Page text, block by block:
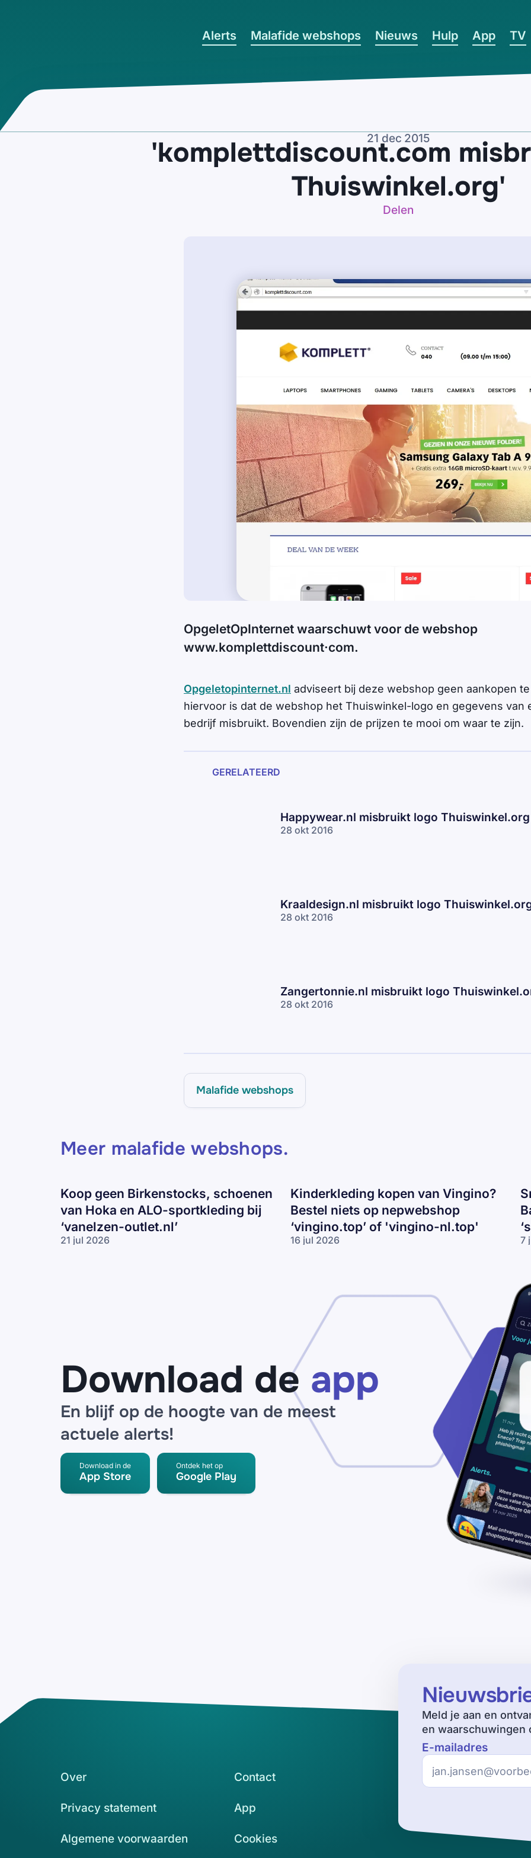
Alerts Malafide webshops Nieuws Hulp App TV
21 dec 2015
'komplettdiscount.com
Thuiswinkel.org'
Delen
OpgeletOpInternet waarschuwt voor de webshop
www.komplettdiscount·com.
Opgeletopinternet.nl adviseert bij deze webshop geen aankopen
hiervoor is dat de webshop het Thuiswinkel-logo en gegevens van
bedrijf misbruikt. Bovendien zijn de prijzen te mooi om waar te zijn.
GERELATEERD
Happywear.nl misbruikt logo Thuiswinkel.org
28 okt 2016
Kraaldesign.nl misbruikt logo
28 okt 2016
Zangertonnie.nl misbruikt logo
28 okt 2016
Malafide webshops
Meer malafide webshops.
Koop geen Birkenstocks, schoenen
van Hoka en ALO-sportkleding bij
‘vanelzen-outlet.nl’
21 jul 2026
Kinderkleding kopen van Vingino?
Bestel niets op nepwebshop
‘vingino.top’ of 'vingino-nl.top'
16 jul 2026
nepwebshop
‘vingino.top’
of 'vingino-
nl.top'
7
of
Download de app
En blijf op de hoogte van de meest
actuele alerts!
Download in de
App Store
Ontdek het op
Google Play
Meld je aan en
en waarschuwingen
E-mailadres
Over Contact
Privacy statement App
Algemene voorwaarden Cookies